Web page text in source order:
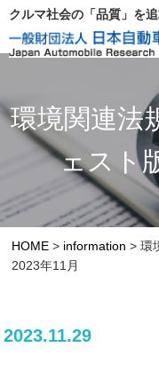
クルマ社会の「品質」を
環境関連法
ェスト
HOME > information >環
2023年11月
2023.11.29